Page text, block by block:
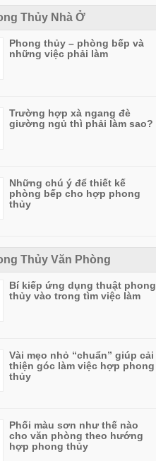
Thủy Nhà Ở
Phong thủy – phòng bếp và
những việc phải làm
Trường hợp xà ngang đè
giường ngủ thì phải làm sao?
Những chú ý để thiết kế
phòng bếp cho hợp phong
thủy
Thủy Văn Phòng
Bí kiếp ứng dụng thuật phong
thủy vào trong tìm việc làm
Vài mẹo nhỏ “chuẩn” giúp cải
thiện góc làm việc hợp phong
thủy
Phối màu sơn như thế nào
cho văn phòng theo hướng
hợp phong thủy